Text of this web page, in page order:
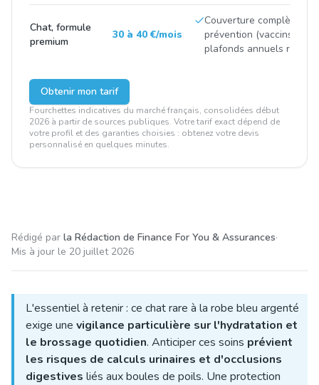
Chat, formule
premium
30 à 40 €/mois
Couverture complète
prévention (vaccins,
plafonds annuels
Obtenir mon tarif
Fourchettes indicatives du marché français, consolidées début
2026 à partir de sources publiques. Votre tarif exact dépend de
votre profil et des garanties choisies : obtenez votre devis
personnalisé en quelques minutes.
Rédigé par la Rédaction de Finance For You & Assurances·
Mis à jour le 20 juillet 2026
L'essentiel à retenir : ce chat rare à la robe bleu argenté
exige une vigilance particulière sur l'hydratation et
le brossage quotidien. Anticiper ces soins prévient
les risques de calculs urinaires et d'occlusions
digestives liés aux boules de poils. Une protection